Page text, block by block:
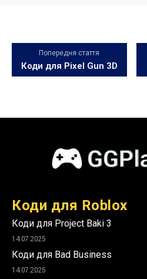
Попередня стаття
Коди для Pixel Gun 3D
Коди для Roblox
Коди для Project Baki 3
14.07.2025
Коди для Bad Business
14.07.2025